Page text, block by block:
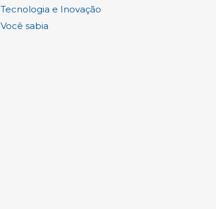
Tecnologia e Inovação
Você sabia